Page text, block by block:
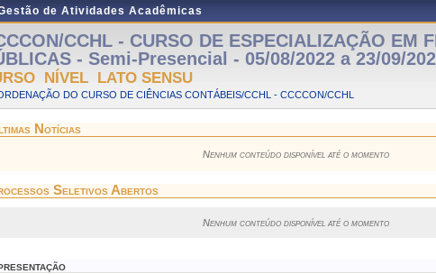
de Atividades Acadêmicas
CCHL - CURSO DE ESPECIALIZAÇÃO EM
- Semi-Presencial - 05/08/2022 a 23/09/
NÍVEL LATO SENSU
DO CURSO DE CIÊNCIAS CONTÁBEIS/CCHL - CCCCON/CCHL
Notícias
Nenhum conteúdo disponível até o momento
Seletivos Abertos
Nenhum conteúdo disponível até o momento